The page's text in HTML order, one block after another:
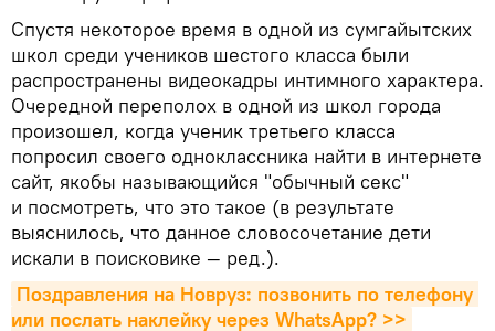
Спустя некоторое время в одной из сумгайытских
школ среди учеников шестого класса были
распространены видеокадры интимного характера.
Очередной переполох в одной из школ города
произошел, когда ученик третьего класса
попросил своего одноклассника найти в интернете
сайт, якобы называющийся "обычный секс"
и посмотреть, что это такое (в результате
выяснилось, что данное словосочетание дети
искали в поисковике — ред.).
Поздравления на Новруз: позвонить по телефону
или послать наклейку через WhatsApp? >>